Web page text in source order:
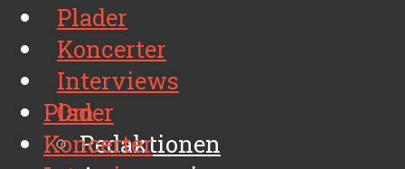
Plader
Koncerter
Interviews
Om
Redaktionen
Plader
Koncerter